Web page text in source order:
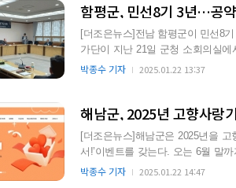
함평군, 민선8기 3년…공
[더조은뉴스]전남 함평군이 민선8기 공약사업
가단이 지난 21일 군청 소회의실
합 점검했다”고 밝혔…
박종수 기자 2025.01.22 13:37
해남군, 2025년 고향사랑
[더조은뉴스]해남군은 2025년을
서!’이벤트를 갖는다. 오는 6월 말까지 운영되는 이번 이벤트는 해남군에 10만원 이상 기부한 고향
사랑기부제 참여자중…
박종수 기자 2025.01.22 14:47